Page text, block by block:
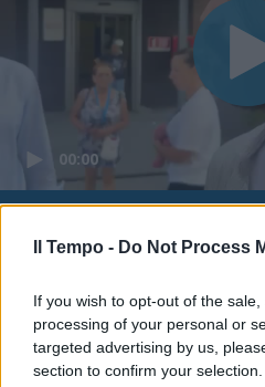
Il Tempo - Do Not Process
If you wish to opt-out of the
processing of your personal or
targeted advertising by us,
section to confirm your
00:00
in ospedale. Le